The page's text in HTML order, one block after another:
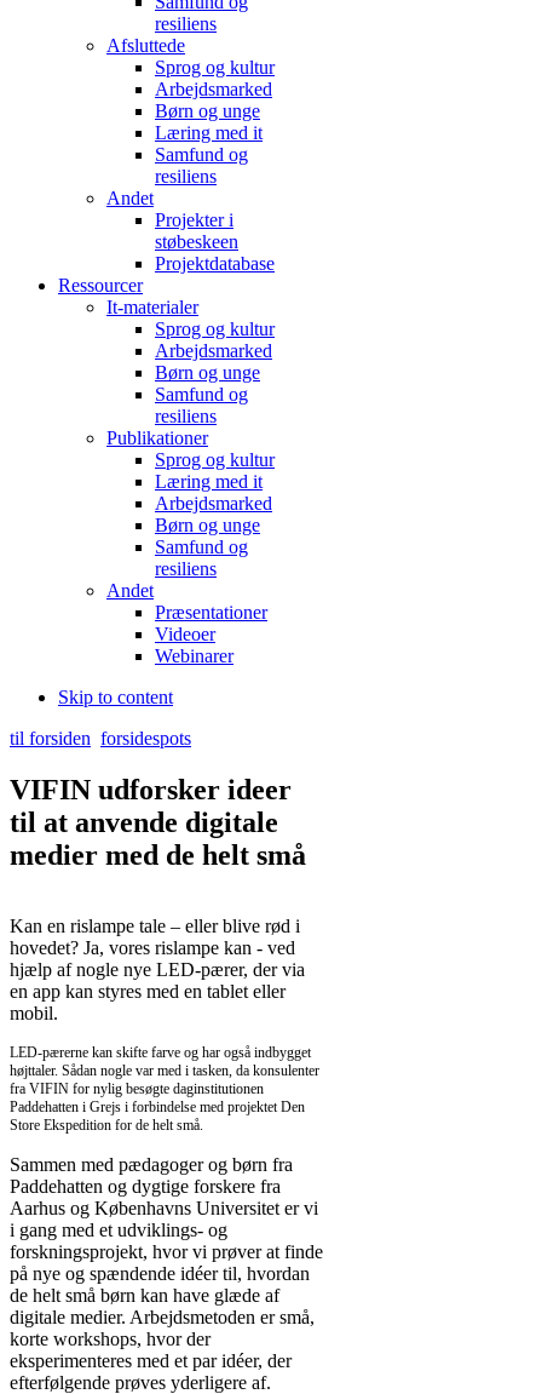
resiliens
Afsluttede
Sprog og kultur
Arbejdsmarked
Børn og unge
Læring med it
Samfund og
resiliens
Andet
Projekter i
støbeskeen
Projektdatabase
Ressourcer
It-materialer
Sprog og kultur
Arbejdsmarked
Børn og unge
Samfund og
resiliens
Publikationer
Sprog og kultur
Læring med it
Arbejdsmarked
Børn og unge
Samfund og
resiliens
Andet
Præsentationer
Videoer
Webinarer
Skip to content
til forsiden forsidespots
VIFIN udforsker ideer
til at anvende digitale
medier med de helt små
Kan en rislampe tale – eller blive rød i
hovedet? Ja, vores rislampe kan - ved
hjælp af nogle nye LED-pærer, der via
en app kan styres med en tablet eller
mobil.
LED-pærerne kan skifte farve og har også indbygget
højttaler. Sådan nogle var med i tasken, da konsulenter
fra VIFIN for nylig besøgte daginstitutionen
Paddehatten i Grejs i forbindelse med projektet Den
Store Ekspedition for de helt små.
Sammen med pædagoger og børn fra
Paddehatten og dygtige forskere fra
Aarhus og Københavns Universitet er vi
i gang med et udviklings- og
forskningsprojekt, hvor vi prøver at finde
på nye og spændende idéer til, hvordan
de helt små børn kan have glæde af
digitale medier. Arbejdsmetoden er små,
korte workshops, hvor der
eksperimenteres med et par idéer, der
efterfølgende prøves yderligere af.